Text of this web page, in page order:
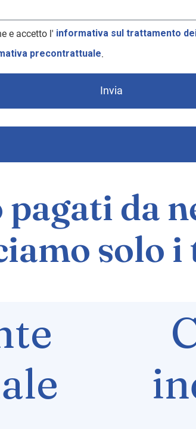
e accetto l' informativa sul trattamento
precontrattuale.
Invia
da
solo